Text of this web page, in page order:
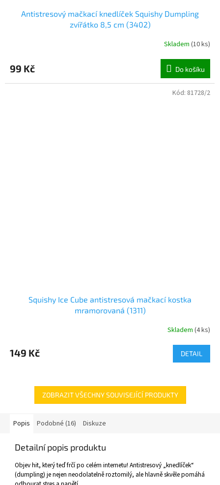
Antistresový mačkací knedlíček Squishy Dumpling
zvířátko 8,5 cm (3402)
Skladem (10 ks)
99 Kč Do košíku
Squishy Ice Cube antistresová mačkací kostka
mramorovaná (1311)
Skladem (4 ks)
149 Kč DETAIL
Kód: 81728/2
ZOBRAZIT VŠECHNY SOUVISEJÍCÍ PRODUKTY
Popis Podobné (16) Diskuze
Detailní popis produktu
Objev hit, který teď frčí po celém internetu! Antistresový „knedlíček“
(dumpling) je nejen neodolatelně roztomilý, ale hlavně skvěle pomáhá